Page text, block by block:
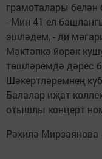
грамоталары белән
- Мин 41 ел
эшләдем, - ди
Мәктәпкә йөрәк
төшләремдә дәрес
Шәкертләремнең
Балалар иҗат
отышлы концерт
Рәхилә Мирзаянова